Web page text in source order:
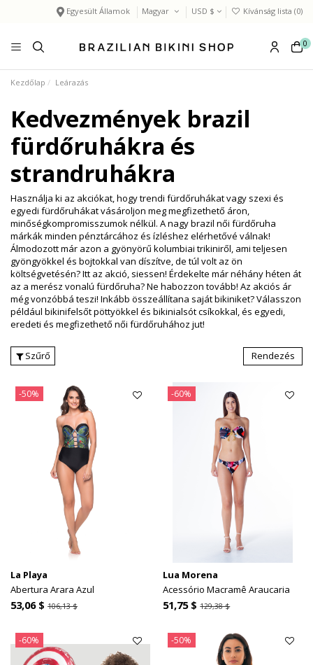
Egyesült Államok Magyar USD $ Kívánság lista (0)
0
Kezdőlap Leárazás
Kedvezmények brazil
fürdőruhákra és
strandruhákra
Használja ki az akciókat, hogy trendi fürdőruhákat vagy szexi és
egyedi fürdőruhákat vásároljon meg megfizethető áron,
minőségkompromisszumok nélkül. A nagy brazil női fürdőruha
márkák minden pénztárcához és ízléshez elérhetővé válnak!
Álmodozott már azon a gyönyörű kolumbiai trikiniről, ami teljesen
gyöngyökkel és bojtokkal van díszítve, de túl volt az ön
költségvetésén? Itt az akció, siessen! Érdekelte már néhány héten át
az a merész vonalú fürdőruha? Ne habozzon tovább! Az akciós ár
még vonzóbbá teszi! Inkább összeállítana saját bikiniket? Válasszon
például bikinifelsőt pöttyökkel és bikinialsót csíkokkal, és egyedi,
eredeti és megfizethető női fürdőruhához jut!
Szűrő Rendezés
-50%
La Playa
Abertura Arara Azul
53,06 $ 106,13 $
-60%
Lua Morena
Acessório Macramê Araucaria
51,75 $129,38 $
-60% -50%